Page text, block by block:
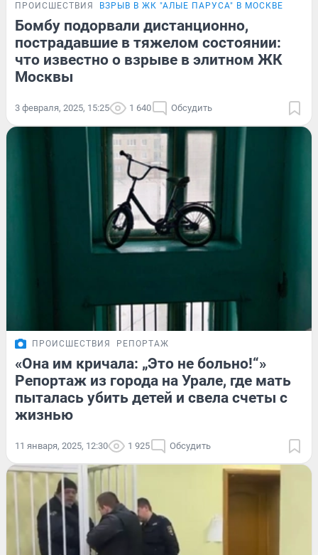
ПРОИСШЕСТВИЯ ВЗРЫВ В ЖК "АЛЫЕ ПАРУСА" В МОСКВЕ
Бомбу подорвали дистанционно,
пострадавшие в тяжелом состоянии:
что известно о взрыве в элитном ЖК
Москвы
3 февраля, 2025, 15:25 1 640 Обсудить
ПРОИСШЕСТВИЯ РЕПОРТАЖ
«Она им кричала: „Это не больно!“»
Репортаж из города на Урале, где мать
пыталась убить детей и свела счеты с
жизнью
11 января, 2025, 12:30 1 925 Обсудить